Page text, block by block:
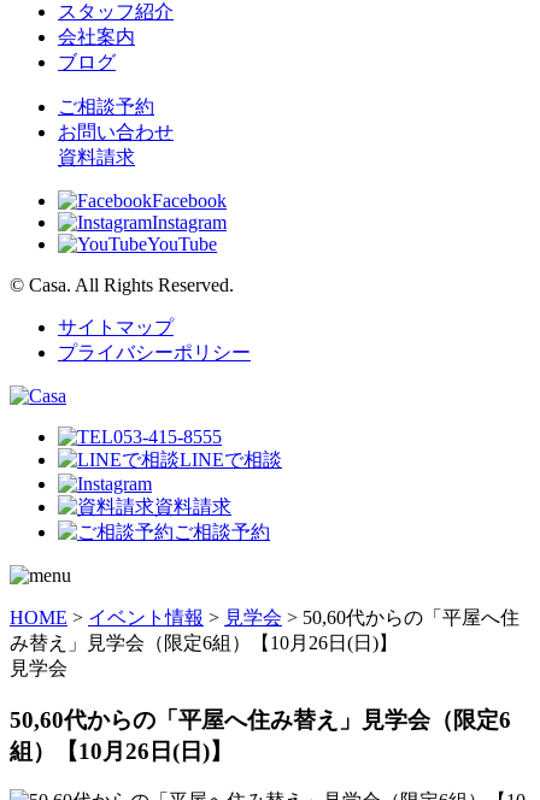
スタッフ紹介
会社案内
ブログ
ご相談予約
お問い合わせ
資料請求
Facebook
Instagram
YouTube
© Casa. All Rights Reserved.
サイトマップ
プライバシーポリシー
053-415-8555
LINEで相談
資料請求
ご相談予約
HOME > イベント情報 > 見学会 > 50,60代からの「平屋へ住
み替え」見学会（限定6組）【10月26日(日)】
見学会
50,60代からの「平屋へ住み替え」見学会（限定6
組）【10月26日(日)】